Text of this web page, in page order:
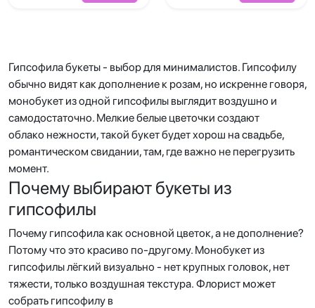
Гипсофила букеты - выбор для минималистов. Гипсофилу
обычно видят как дополнение к розам, но искренне говоря,
монобукет из одной гипсофилы выглядит воздушно и
самодостаточно. Мелкие белые цветочки создают
облако нежности, такой букет будет хорош на свадьбе,
романтическом свидании, там, где важно не перегрузить
момент.
Почему выбирают букеты из
гипсофилы
Почему гипсофила как основной цветок, а не дополнение?
Потому что это красиво по-другому. Монобукет из
гипсофилы лёгкий визуально - нет крупных головок, нет
тяжести, только воздушная текстура. Флорист может
собрать гипсофилу в